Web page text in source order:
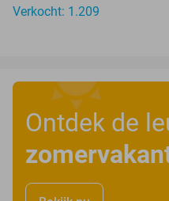
Verkocht: 1.209
Ontdek de